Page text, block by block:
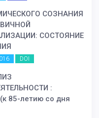
СОЗНАНИЯ
СОСТОЯНИЕ
DOI
:
85-летию со дня